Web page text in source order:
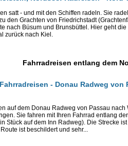
satt - und mit den Schiffen radeln. Sie
den Grachten von Friedrichstadt
nach Büsum und Brunsbüttel. Hier geht
zurück nach Kiel.
Fahrradreisen entlang dem
- Donau Radweg von
auf dem Donau Radweg von Passau nach
Sie fahren mit Ihren Fahrrad entlang
Stück auf dem Inn Radweg). Die Strecke
ist beschildert und sehr...